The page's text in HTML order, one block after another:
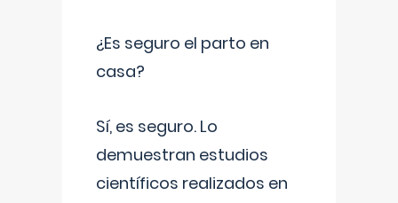
¿Es seguro el parto en
casa?
Sí, es seguro. Lo
demuestran estudios
científicos realizados en